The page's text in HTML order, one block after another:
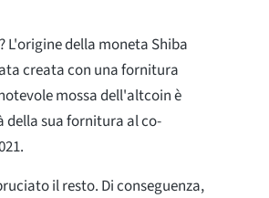
L'origine della moneta Shiba
creata con una fornitura
mossa dell'altcoin è
sua fornitura al co-
il resto. Di conseguenza,